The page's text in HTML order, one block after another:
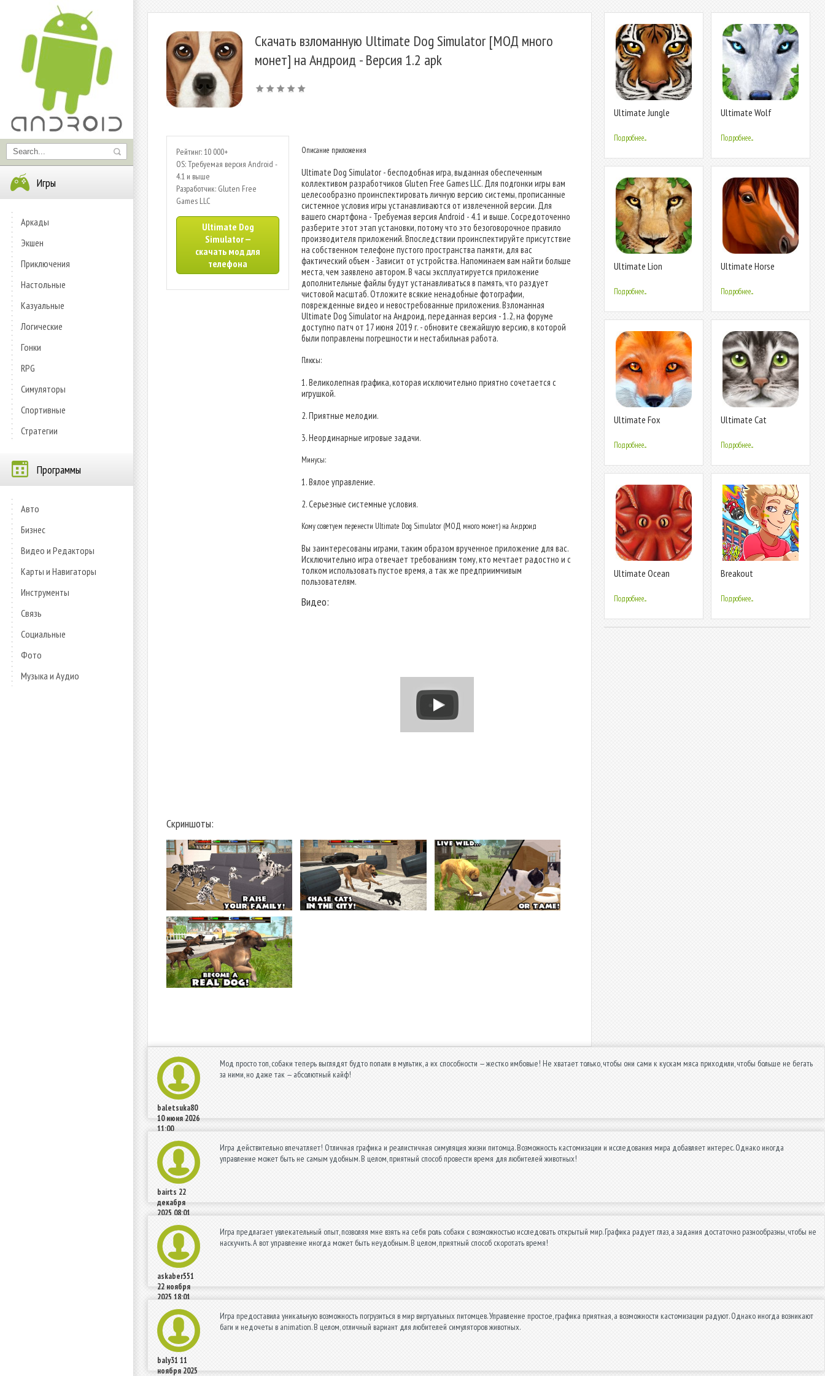
Игры
Аркады
Экшен
Приключения
Настольные
Казуальные
Логические
Гонки
RPG
Симуляторы
Спортивные
Стратегии
Программы
Авто
Бизнес
Видео и Редакторы
Карты и Навигаторы
Инструменты
Связь
Социальные
Фото
Музыка и Аудио
Скачать взломанную Ultimate Dog Simulator [МОД много
монет] на Андроид - Версия 1.2 apk
Рейтинг: 10 000+
OS: Требуемая версия Android -
4.1 и выше
Разработчик: Gluten Free
Games LLC
Ultimate Dog
Simulator —
скачать мод для
телефона
Описание приложения
Ultimate Dog Simulator - бесподобная игра, выданная обеспеченным
коллективом разработчиков Gluten Free Games LLC. Для подгонки игры вам
целесообразно проинспектировать личную версию системы, прописанные
системное условия игры устанавливаются от извлеченной версии. Для
вашего смартфона - Требуемая версия Android - 4.1 и выше. Сосредоточенно
разберите этот этап установки, потому что это безоговорочное правило
производителя приложений. Впоследствии проинспектируйте присутствие
на собственном телефоне пустого пространства памяти, для вас
фактический объем - Зависит от устройства. Напоминаем вам найти больше
места, чем заявлено автором. В часы эксплуатируется приложение
дополнительные файлы будут устанавливаться в память, что раздует
чистовой масштаб. Отложите всякие ненадобные фотографии,
поврежденные видео и невостребованные приложения. Взломанная
Ultimate Dog Simulator на Андроид, переданная версия - 1.2, на форуме
доступно патч от 17 июня 2019 г. - обновите свежайшую версию, в которой
были поправлены погрешности и нестабильная работа.
Плюсы:
1. Великолепная графика, которая исключительно приятно сочетается с
игрушкой.
2. Приятные мелодии.
3. Неординарные игровые задачи.
Минусы:
1. Вялое управление.
2. Серьезные системные условия.
Кому советуем перенести Ultimate Dog Simulator (МОД много монет) на Андроид
Вы заинтересованы играми, таким образом врученное приложение для вас.
Исключительно игра отвечает требованиям тому, кто мечтает радостно и с
толком использовать пустое время, а так же предприимчивым
пользователям.
Видео:
Скриншоты:
Ultimate Jungle
Подробнее...
Ultimate Wolf
Подробнее...
Ultimate Lion
Подробнее...
Ultimate Horse
Подробнее...
Ultimate Fox
Подробнее...
Ultimate Cat
Подробнее...
Ultimate Ocean
Подробнее...
Breakout
Подробнее...
baletsuka80
10 июня 2026
11:00
Мод просто топ, собаки теперь выглядят будто попали в мультик, а их способности — жестко имбовые! Не хватает только, чтобы они сами к кускам мяса приходили, чтобы больше не бегать
за ними, но даже так — абсолютный кайф!
bairts 22
декабря
2025 08:01
Игра действительно впечатляет! Отличная графика и реалистичная симуляция жизни питомца. Возможность кастомизации и исследования мира добавляет интерес. Однако иногда
управление может быть не самым удобным. В целом, приятный способ провести время для любителей животных!
askaber551
22 ноября
2025 18:01
Игра предлагает увлекательный опыт, позволяя мне взять на себя роль собаки с возможностью исследовать открытый мир. Графика радует глаз, а задания достаточно разнообразны, чтобы не
наскучить. А вот управление иногда может быть неудобным. В целом, приятный способ скоротать время!
baly31 11
ноября 2025
Игра предоставила уникальную возможность погрузиться в мир виртуальных питомцев. Управление простое, графика приятная, а возможности кастомизации радуют. Однако иногда возникают
баги и недочеты в animation. В целом, отличный вариант для любителей симуляторов животных.